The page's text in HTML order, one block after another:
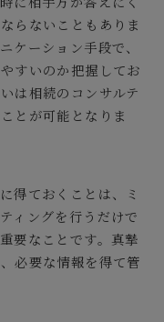
らないこともありま
ケーション手段で、
すいのか把握してお
は相続のコンサルテ
とが可能となりま
得ておくことは、ミ
ィングを行うだけで
要なことです。真摯
必要な情報を得て管